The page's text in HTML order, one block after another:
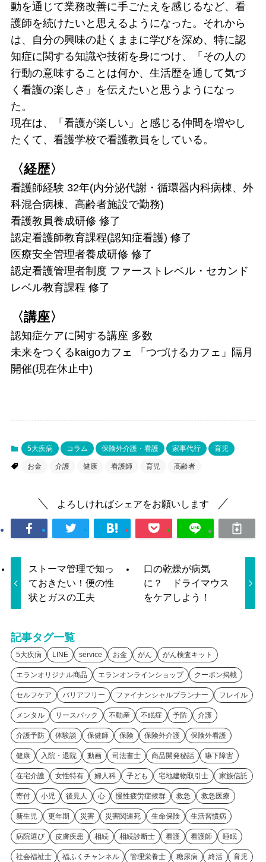
動を通じて業務改善に手ごたえを感じるなど、看
護師を続けたいと思えるようになった。それから
は、自分の興味の赴くままに学びを深め、特に認
知症に関する知識や技術を身につけ、「その人の
行動の意味することは何か、生活歴を通して気づ
く看護の楽しさ」を伝えたいと思うようになっ
た。
現在は、「看護が楽しい」と感じる仲間を増やし
たくて、看護学校で看護教員をしている。
〈経歴〉
看護師経験 32年(内分泌代謝・循環器内科病棟、外
科混合病棟、高齢者施設で勤務)
看護教員養成研修 修了
認定看護師教育課程(認知症看護) 修了
医療安全管理者養成研修 修了
認定看護管理者制度 ファーストレベル・セカンド
レベル教育課程 修了
〈講座〉
認知症ケアに関する講座 多数
未来をつくるkaigoカフェ 「つづけるカフェ」隔月
開催(現在休止中)
5大疾病 コラム 保険外介護・看護 家事代行 育児
お金 介護 健康 看護師 育児 高齢者
よろしければシェアをお願いします
ストーマ管理で知っ
ておきたい！便の性
状とガスの工夫
口の乾燥が病気
に？ ドライマウス
をケアしよう！
記事タグ一覧
5大疾病 LINE service お金 がん がん検査キット
エランオリジナル商品 エランオンラインショップ クーポン掲載
セルフケア バリアフリー ファイナンシャルプランナー フレイル
メンタル リースバック 不動産 不眠症 予防 介護
介護予防 体験談 保健師 保険 保険外介護 保険外看護
健康 入院・退院 動画 司法書士 商品開発秘話 嚥下障害
在宅介護 女性特有 婦人科 子ども 宅地建物取引士 家族信託
寄付 小児 後見人 心 慢性疲労症候群 救急 救急医療
新生児 更年期 災害 災害関連死 生命保険 生活習慣病
病院選び 皮膚疾患 相続 相続診断士 看護 看護師 睡眠
社会福祉士 福ふくチャンネル 管理栄養士 糖尿病 終活 育児